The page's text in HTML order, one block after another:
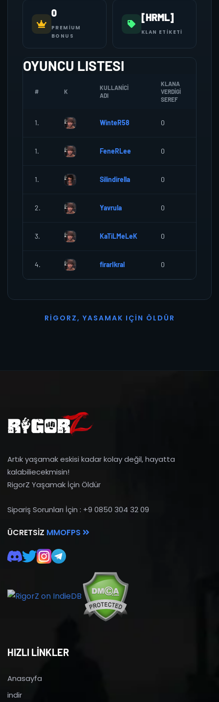
0
PREMIUM
BONUS
[HRML]
KLAN ETIKETI
OYUNCU LISTESI
# K
KULLANICI
ADI
KLANA
VERDIGI
SEREF
1. WinteR58 0
1. FeneRLee 0
1. Silindirella 0
2. Yavrula 0
3. KaTiLMeLeK 0
4. firarIkral 0
R I G O R Z, YASAMAK I ÇI N Ö L D Ü R
Artık yaşamak eskisi kadar kolay değil, hayatta
kalabiliecekmisin!
RigorZ Yaşamak İçin Öldür
Sipariş Sorunları İçin : +9 0850 304 32 09
ÜCRETSIZ MMOFPS
HIZLI LİNKLER
Anasayfa
indir